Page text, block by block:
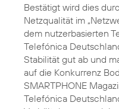
Bestätigt wird dies
Netzqualität im
dem nutzerbasierten
Telefónica
Stabilität gut ab und
auf die Konkurrenz
SMARTPHONE
Telefónica